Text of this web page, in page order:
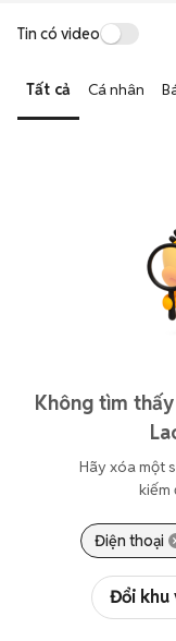
Tin có video
Tất cả Cá nhân
Không tìm
Hãy xóa một
kiếm
Điện thoại
Đổi khu